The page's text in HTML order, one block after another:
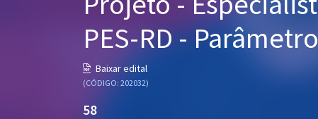
PES‐RD -
Baixar edital
(CÓDIGO: 202032)
58